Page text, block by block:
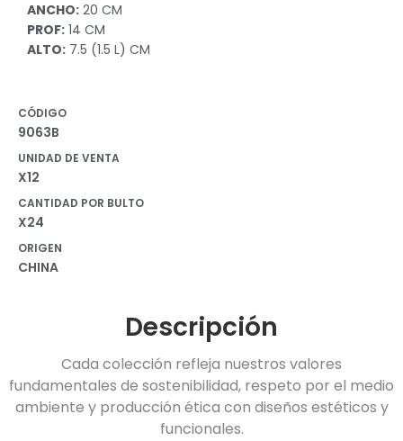
ANCHO: 20 CM
PROF: 14 CM
ALTO: 7.5 (1.5 L) CM
CÓDIGO
9063B
UNIDAD DE VENTA
X12
CANTIDAD POR BULTO
X24
ORIGEN
CHINA
Descripción
Cada colección refleja nuestros valores
fundamentales de sostenibilidad, respeto por el medio
ambiente y producción ética con diseños estéticos y
funcionales.